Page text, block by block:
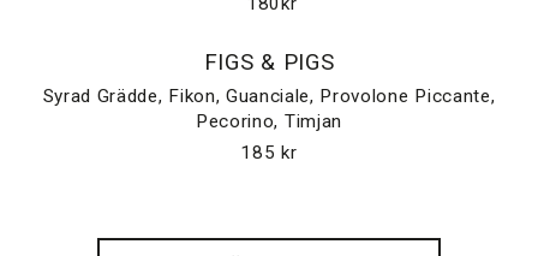
FIGS & PIGS
Syrad Grädde, Fikon, Guanciale, Provolone Piccante,
Pecorino, Timjan
185 kr